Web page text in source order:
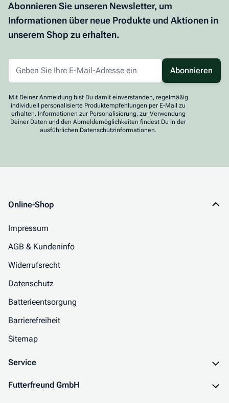
Abonnieren Sie unseren Newsletter, um
Informationen über neue Produkte und Aktionen in
unserem Shop zu erhalten.
Abonnieren
Mit Deiner Anmeldung bist Du damit einverstanden, regelmäßig
individuell personalisierte Produktempfehlungen per E-Mail zu
erhalten. Informationen zur Personalisierung, zur Verwendung
Deiner Daten und den Abmeldemöglichkeiten findest Du in der
ausführlichen Datenschutzinformationen.
Online-Shop
Impressum
AGB & Kundeninfo
Widerrufsrecht
Datenschutz
Batterieentsorgung
Barrierefreiheit
Sitemap
Service
Futterfreund GmbH